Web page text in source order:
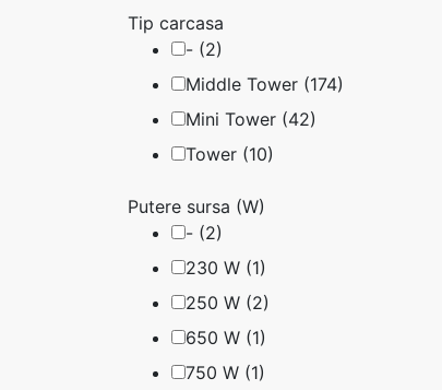
Tip carcasa
- (2)
Middle Tower (174)
Mini Tower (42)
Tower (10)
Putere sursa (W)
- (2)
230 W (1)
250 W (2)
650 W (1)
750 W (1)